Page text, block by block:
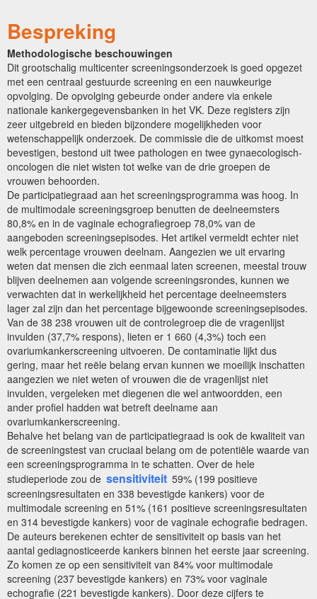
Bespreking
Methodologische beschouwingen
Dit grootschalig multicenter screeningsonderzoek is goed opgezet
met een centraal gestuurde screening en een nauwkeurige
opvolging. De opvolging gebeurde onder andere via enkele
nationale kankergegevensbanken in het VK. Deze registers zijn
zeer uitgebreid en bieden bijzondere mogelijkheden voor
wetenschappelijk onderzoek. De commissie die de uitkomst moest
bevestigen, bestond uit twee pathologen en twee gynaecologisch-
oncologen die niet wisten tot welke van de drie groepen de
vrouwen behoorden.
De participatiegraad aan het screeningsprogramma was hoog. In
de multimodale screeningsgroep benutten de deelneemsters
80,8% en in de vaginale echografiegroep 78,0% van de
aangeboden screeningsepisodes. Het artikel vermeldt echter niet
welk percentage vrouwen deelnam. Aangezien we uit ervaring
weten dat mensen die zich eenmaal laten screenen, meestal trouw
blijven deelnemen aan volgende screeningsrondes, kunnen we
verwachten dat in werkelijkheid het percentage deelneemsters
lager zal zijn dan het percentage bijgewoonde screeningsepisodes.
Van de 38 238 vrouwen uit de controlegroep die de vragenlijst
invulden (37,7% respons), lieten er 1 660 (4,3%) toch een
ovariumkankerscreening uitvoeren. De contaminatie lijkt dus
gering, maar het reële belang ervan kunnen we moeilijk inschatten
aangezien we niet weten of vrouwen die de vragenlijst niet
invulden, vergeleken met diegenen die wel antwoordden, een
ander profiel hadden wat betreft deelname aan
ovariumkankerscreening.
Behalve het belang van de participatiegraad is ook de kwaliteit van
de screeningstest van cruciaal belang om de potentiële waarde van
een screeningsprogramma in te schatten. Over de hele
studieperiode zou de sensitiviteit 59% (199 positieve
screeningsresultaten en 338 bevestigde kankers) voor de
multimodale screening en 51% (161 positieve screeningsresultaten
en 314 bevestigde kankers) voor de vaginale echografie bedragen.
De auteurs berekenen echter de sensitiviteit op basis van het
aantal gediagnosticeerde kankers binnen het eerste jaar screening.
Zo komen ze op een sensitiviteit van 84% voor multimodale
screening (237 bevestigde kankers) en 73% voor vaginale
echografie (221 bevestigde kankers). Door deze cijfers te